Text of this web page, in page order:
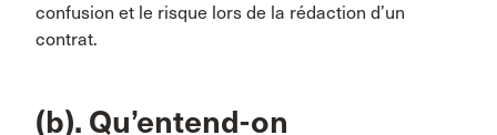
confusion et le risque lors de la rédaction d’un
contrat.
(b). Qu’entend-on